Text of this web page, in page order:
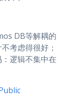
DB等解耦的
考虑得很好；
逻辑不集中在